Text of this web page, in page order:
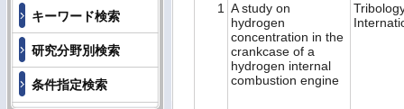
キーワード検索
研究分野別検索
条件指定検索
1
A study on
hydrogen
concentration in the
crankcase of a
hydrogen internal
combustion engine